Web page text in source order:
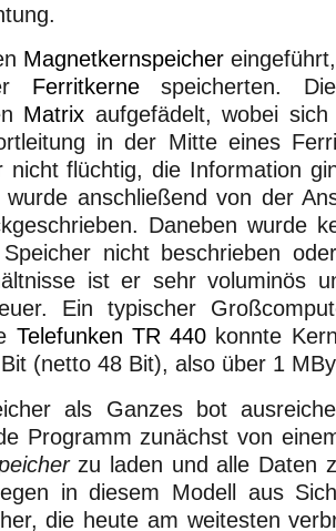
Magnetkernspeicher
Ferritkernespeicherten.
Matrix aufgefädelt, wobei
in der Mitte eines
nicht flüchtig, die Information
anschließend von der
Daneben wurde
nicht beschrieben
ist er sehr voluminös
Ein typischer
Telefunken TR 440 konnte
(netto 48 Bit), also über 1
als Ganzes bot
Programm zunächst von
zu laden und alle Daten
in diesem Modell aus
die heute am weitesten